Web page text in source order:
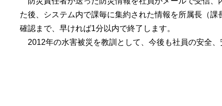
た後、システム内で課毎に集約された情報を所属長（
確認まで、早ければ1分以内で終了します。
2012年の水害被災を教訓として、今後も社員の安全